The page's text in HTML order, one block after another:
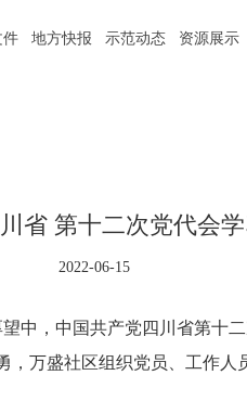
件 地方快报 示范动态 资源展示
省 第十二次党代会
2022-06-15
中，中国共产党四川省第十
万盛社区组织党员、工作